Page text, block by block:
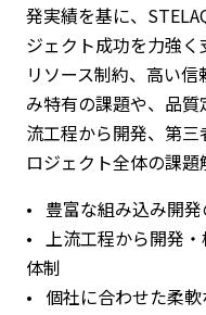
発実績を基に、
ジェクト成功を力強
リソース制約、高い
み特有の課題や、品
流工程から開発、第
ロジェクト全体の課題
• 豊富な組み込み開
• 上流工程から開発
体制
• 個社に合わせた柔軟